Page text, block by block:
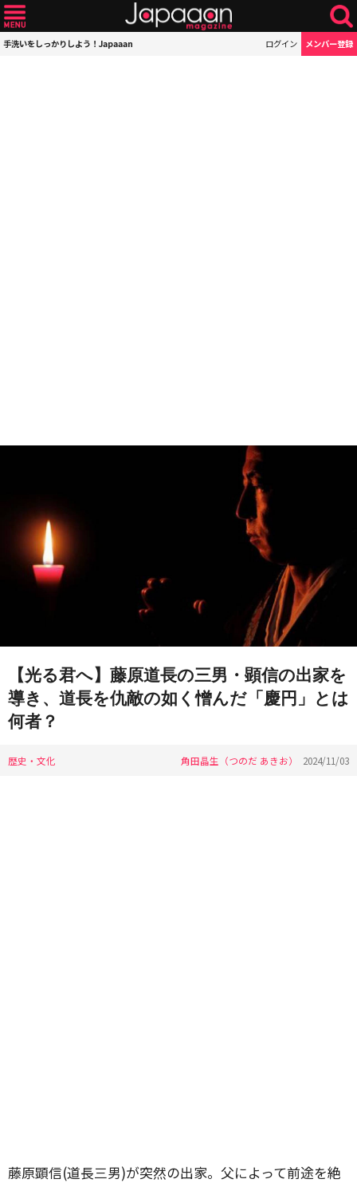
手洗いをしっかりしよう！Japaaan ログイン メンバー登録
【光る君へ】藤原道長の三男・顕信の出家を
導き、道長を仇敵の如く憎んだ「慶円」とは
何者？
歴史・文化 角田晶生（つのだ あきお） 2024/11/03
藤原顕信(道長三男)が突然の出家。父によって前途を絶